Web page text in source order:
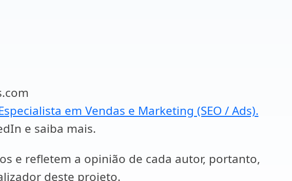
em Vendas e Marketing (SEO / Ads).
e saiba mais.
e refletem a opinião de cada autor, portanto,
deste projeto.